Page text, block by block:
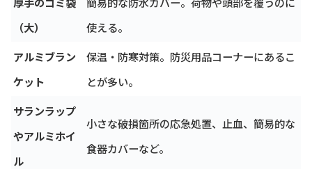
（大）
使える。
アルミブラン
ケット
保温・防寒対策。防災用品コーナーにあるこ
とが多い。
サランラップ
やアルミホイ
ル
小さな破損箇所の応急処置、止血、簡易的な
食器カバーなど。